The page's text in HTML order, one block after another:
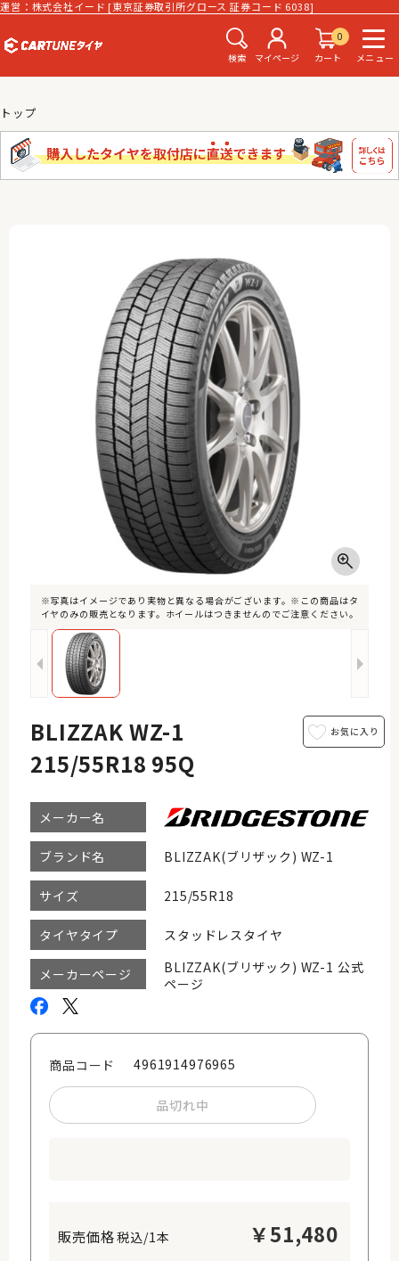
運営：株式会社イード [東京証券取引所グロース 証券コード 6038]
検索 マイページ
0
カート
メニュー
トップ
※写真はイメージであり実物と異なる場合がございます。※この商品はタ
イヤのみの販売となります。ホイールはつきませんのでご注意ください。
BLIZZAK WZ-1
215/55R18 95Q
メーカー名
ブランド名 BLIZZAK(ブリザック) WZ-1
サイズ 215/55R18
タイヤタイプ スタッドレスタイヤ
メーカーページ
BLIZZAK(ブリザック) WZ-1 公式
ページ
商品コード 4961914976965
品切れ中
税込/1本 ￥51,480